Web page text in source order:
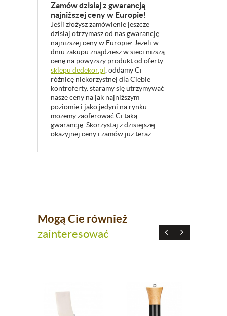
Zamów dzisiaj z gwarancją
najniższej ceny w Europie!
Jeśli złożysz zamówienie jeszcze
dzisiaj otrzymasz od nas gwarancję
najniższej ceny w Europie: Jeżeli w
dniu zakupu znajdziesz w sieci niższą
cenę na powyższy produkt od oferty
sklepu dedekor.pl, oddamy Ci
różnicę niekorzystnej dla Ciebie
kontroferty. staramy się utrzymywać
nasze ceny na jak najniższym
poziomie i jako jedyni na rynku
możemy zaoferować Ci taką
gwarancję. Skorzystaj z dzisiejszej
okazyjnej ceny i zamów już teraz.
Mogą Cie również
zainteresować